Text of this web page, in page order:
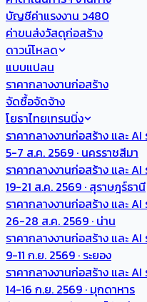
บัญชีค่าแรงงาน ว480
ค่าขนส่งวัสดุก่อสร้าง
ดาวน์โหลด
แบบแปลน
ราคากลางงานก่อสร้าง
จัดซื้อจัดจ้าง
โยธาไทยเทรนนิ่ง
ราคากลางงานก่อสร้าง และ
5-7 ส.ค. 2569 · นครราชสีมา
ราคากลางงานก่อสร้าง และ
19-21 ส.ค. 2569 · สุราษฎร์ธานี
ราคากลางงานก่อสร้าง และ
26-28 ส.ค. 2569 · น่าน
ราคากลางงานก่อสร้าง และ
9-11 ก.ย. 2569 · ระยอง
ราคากลางงานก่อสร้าง และ
14-16 ก.ย. 2569 · มุกดาหาร